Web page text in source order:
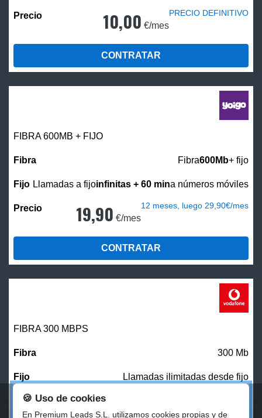
10,00 €/mes
PRECIO DEFINITIVO
CONTRATAR
FIBRA 600MB + FIJO
Fibra600Mb+ fijo
Llamadas a fijoinfinitas + 60 mina números móviles
19,90 €/mes
12 meses, luego 29,90€/mes
CONTRATAR
FIBRA 300 MBPS
300 Mb
Llamadas ilimitadas desde fijo
27,00 €/mes
🍪 Uso de cookies
En Premium Leads S.L. utilizamos cookies propias y de